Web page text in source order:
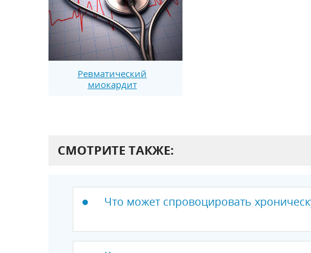
Ревматический
миокардит
СМОТРИТЕ ТАКЖЕ:
Что может спровоцировать